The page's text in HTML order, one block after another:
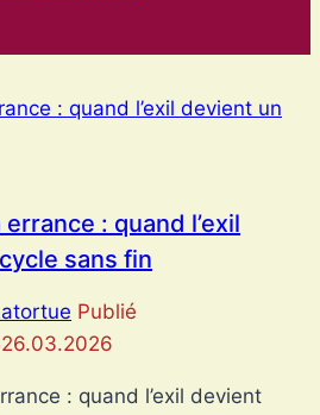
: quand l’exil
sans fin
Publié
26.03.2026
: quand l’exil devient